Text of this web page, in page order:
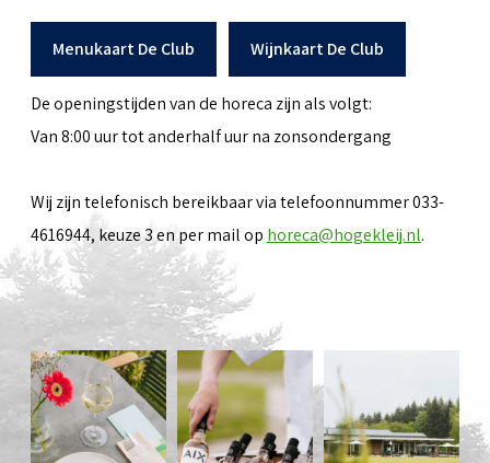
Menukaart De Club Wijnkaart De Club
De openingstijden van de horeca zijn als volgt:
Van 8:00 uur tot anderhalf uur na zonsondergang
Wij zijn telefonisch bereikbaar via telefoonnummer 033-
4616944, keuze 3 en per mail op horeca@hogekleij.nl.